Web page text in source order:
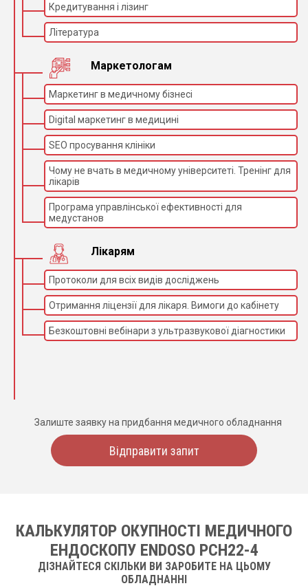
Кредитування і лізинг
Література
Маркетологам
Маркетинг в медичному бізнесі
Digital маркетинг в медицині
SEO просування клініки
Чому не вчать в медичному університеті. Тренінг для
лікарів
Програма управлінської ефективності для
медустанов
Лікарям
Протоколи для всіх видів досліджень
Отримання ліцензії для лікаря. Вимоги до кабінету
Безкоштовні вебінари з ультразвукової діагностики
Залиште заявку на придбання медичного обладнання
Відправити запит
КАЛЬКУЛЯТОР ОКУПНОСТІ МЕДИЧНОГО
ЕНДОСКОПУ ENDOSO PCH22-4
ДІЗНАЙТЕСЯ СКІЛЬКИ ВИ ЗАРОБИТЕ НА ЦЬОМУ
ОБЛАДНАННІ